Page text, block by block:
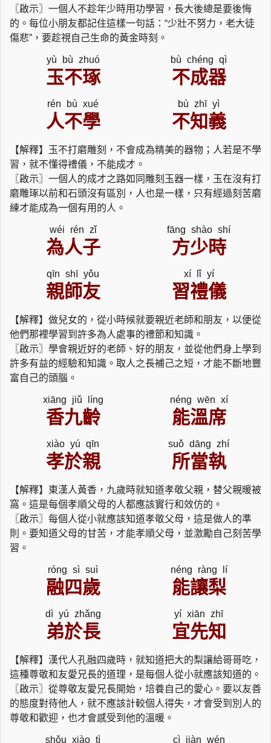
〖啟示〗一個人不趁年少時用功學習，長大後總是要後悔
的。每位小朋友都記住這樣一句話：“少壯不努力，老大徒
傷悲”，要趁視自己生命的黃金時刻。
yù bù zhuó bù chéng qì
玉不琢 不成器
rén bù xué bù zhī yì
人不學 不知義
【解釋】玉不打磨雕刻，不會成為精美的器物；人若是不學
習，就不懂得禮儀，不能成才。
〖啟示〗一個人的成才之路如同雕刻玉器一樣，玉在沒有打
磨雕琢以前和石頭沒有區別，人也是一樣，只有經過刻苦磨
練才能成為一個有用的人。
wéi rén zǐ fāng shào shí
為人子 方少時
qīn shī yǒu xí lǐ yí
親師友 習禮儀
【解釋】做兒女的，從小時候就要親近老師和朋友，以便從
他們那裡學習到許多為人處事的禮節和知識。
〖啟示〗學會親近好的老師、好的朋友，並從他們身上學到
許多有益的經驗和知識。取人之長補己之短，才能不斷地豐
富自己的頭腦。
xiāng jiǔ líng néng wēn xí
香九齡 能溫席
xiào yú qīn suǒ dāng zhí
孝於親 所當執
【解釋】東漢人黃香，九歲時就知道孝敬父親，替父親暖被
窩。這是每個孝順父母的人都應該實行和效仿的。
〖啟示〗每個人從小就應該知道孝敬父母，這是做人的準
則。要知道父母的甘苦，才能孝順父母，並激勵自己刻苦學
習。
róng sì suì néng ràng lí
融四歲 能讓梨
dì yú zhǎng yí xiān zhī
弟於長 宜先知
【解釋】漢代人孔融四歲時，就知道把大的梨讓給哥哥吃，
這種尊敬和友愛兄長的道理，是每個人從小就應該知道的。
〖啟示〗從尊敬友愛兄長開始，培養自己的愛心。要以友善
的態度對待他人，就不應該計較個人得失，才會受到別人的
尊敬和歡迎，也才會感受到他的溫暖。
shǒu xiào tì cì jiàn wén